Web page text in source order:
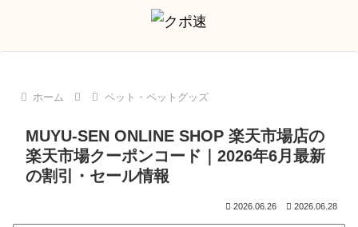
ホーム ペット・ペットグッズ
MUYU-SEN ONLINE SHOP 楽天市場店の
楽天市場クーポンコード｜2026年6月最新
の割引・セール情報
2026.06.26 2026.06.28